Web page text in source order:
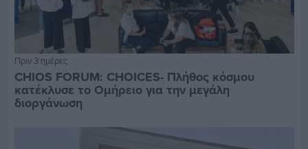
Πριν 3 ημέρες
CHIOS FORUM: CHOICES- Πλήθος κόσμου
κατέκλυσε το Ομήρειο για την μεγάλη
διοργάνωση